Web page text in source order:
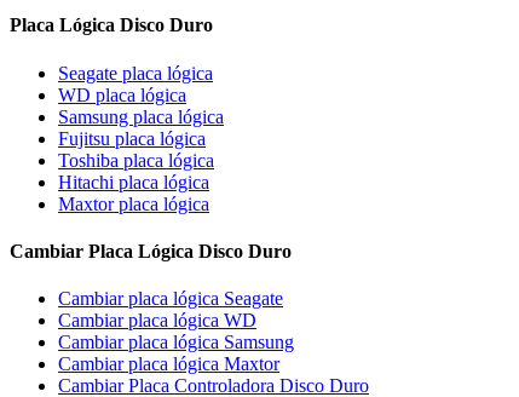
Placa Lógica Disco Duro
Seagate placa lógica
WD placa lógica
Samsung placa lógica
Fujitsu placa lógica
Toshiba placa lógica
Hitachi placa lógica
Maxtor placa lógica
Cambiar Placa Lógica Disco Duro
Cambiar placa lógica Seagate
Cambiar placa lógica WD
Cambiar placa lógica Samsung
Cambiar placa lógica Maxtor
Cambiar Placa Controladora Disco Duro